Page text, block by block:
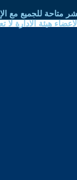
متاحة للجميع مع
هيئة الادارة لا